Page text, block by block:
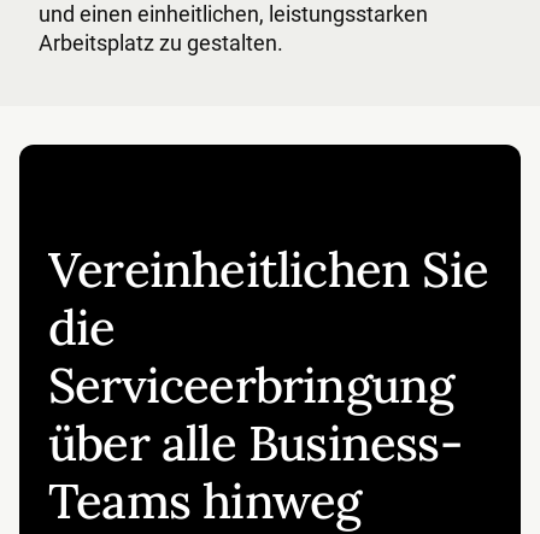
und einen einheitlichen, leistungsstarken
Arbeitsplatz zu gestalten.
Vereinheitlichen Sie
die
Serviceerbringung
über alle Business-
Teams hinweg